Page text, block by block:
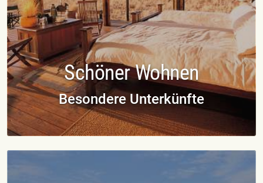
Schöner Wohnen
Besondere Unterkünfte